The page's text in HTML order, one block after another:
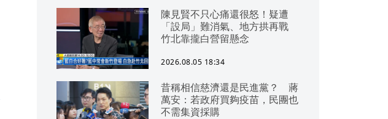
陳見賢不只心痛還很怒！疑遭
「設局」難消氣、地方拱再戰
竹北靠攏白營留懸念
2026.08.05 18:34
昔稱相信慈濟還是民進黨？ 蔣
萬安：若政府買夠疫苗，民團也
不需集資採購